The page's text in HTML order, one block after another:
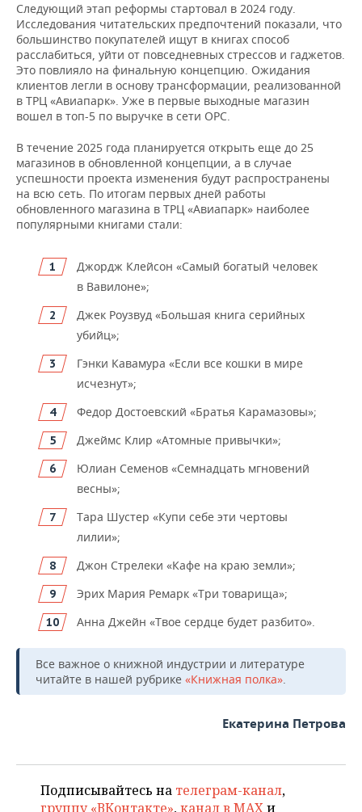
Следующий этап реформы стартовал в 2024 году.
Исследования читательских предпочтений показали, что
большинство покупателей ищут в книгах способ
расслабиться, уйти от повседневных стрессов и гаджетов.
Это повлияло на финальную концепцию. Ожидания
клиентов легли в основу трансформации, реализованной
в ТРЦ «Авиапарк». Уже в первые выходные магазин
вошел в топ-5 по выручке в сети ОРС.
В течение 2025 года планируется открыть еще до 25
магазинов в обновленной концепции, а в случае
успешности проекта изменения будут распространены
на всю сеть. По итогам первых дней работы
обновленного магазина в ТРЦ «Авиапарк» наиболее
популярными книгами стали:
Джордж Клейсон «Самый богатый человек
в Вавилоне»;
Джек Роузвуд «Большая книга серийных
убийц»;
Гэнки Кавамура «Если все кошки в мире
исчезнут»;
Федор Достоевский «Братья Карамазовы»;
Джеймс Клир «Атомные привычки»;
Юлиан Семенов «Семнадцать мгновений
весны»;
Тара Шустер «Купи себе эти чертовы
лилии»;
Джон Стрелеки «Кафе на краю земли»;
Эрих Мария Ремарк «Три товарища»;
Анна Джейн «Твое сердце будет разбито».
Все важное о книжной индустрии и литературе
читайте в нашей рубрике «Книжная полка».
Екатерина Петрова
Подписывайтесь на телеграм-канал,
группу «ВКонтакте», канал в MAX и